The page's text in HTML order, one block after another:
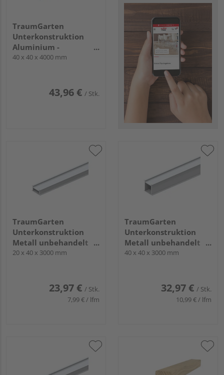
TraumGarten
Unterkonstruktion
Aluminium -
DREAMDECK ALU
40 x 40 x 4000 mm
43,96 € / Stk.
TraumGarten
Unterkonstruktion
Metall unbehandelt
silber - DREAMDECK
20 x 40 x 3000 mm
23,97 € / Stk.
7,99 € / lfm
TraumGarten
Unterkonstruktion
Metall unbehandelt
silber - DREAMDECK
40 x 40 x 3000 mm
32,97 € / Stk.
10,99 € / lfm